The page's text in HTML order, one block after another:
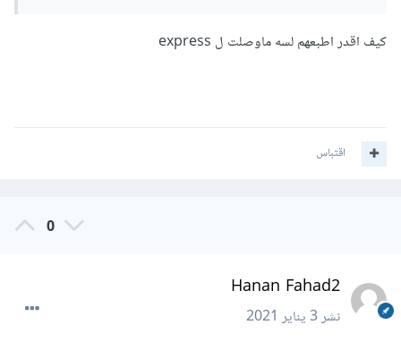
كيف اقدر اطبعهم لسه ماوصلت ل express
اقتباس
0
Hanan Fahad2
نشر3 يناير 2021